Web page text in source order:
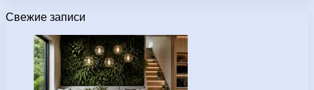
Свежие записи